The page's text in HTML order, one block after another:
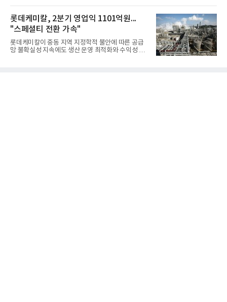
분야를
체별로 엇갈린 가운데 하반기 신작 흥행과 해외 시장
성과가 실적을 좌우할 핵심 변수로 떠오르고 있다.8일
업계에 따르면 올해 상반기 게임업계는 기업별 성적
표가 크게 갈렸다. 대표적으로 크래프톤은 'PUBG: 배
틀그라운드'의 안정적인 성장에 힘입어 상반기 연결
기준 매출 2조6616억원, 영업이익 9725억원으로 역
대 최대 실적을 기록했다. 엔씨도 올해 출시한 '아이온
롯데케미칼, 2분기 영업익 1101억원...
"스페셜티 전환 가속"
롯데케미칼이 중동 지역 지정학적 불안에 따른 공급
망 불확실성 지속에도 생산 운영 최적화와 수익성 중